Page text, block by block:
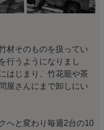
材そのものを扱ってい
行うようになりまし
はじまり、竹花籠や茶
屋さんにまで卸しにい
へと変わり毎週2台の10